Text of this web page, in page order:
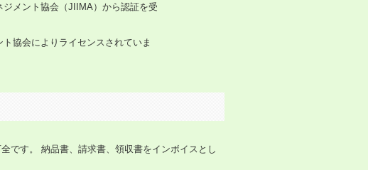
ジメント協会（JIIMA）から認証を受
協会によりライセンスされていま
です。 納品書、請求書、領収書をインボイスとし